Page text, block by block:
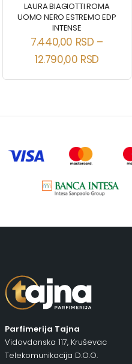
LAURA BIAGIOTTI ROMA
UOMO NERO ESTREMO EDP
INTENSE
7.440,00 RSD –
12.790,00 RSD
Parfimerija Tajna
Vidovdanska 117, Kruševac
Telekomunikacija D.O.O.